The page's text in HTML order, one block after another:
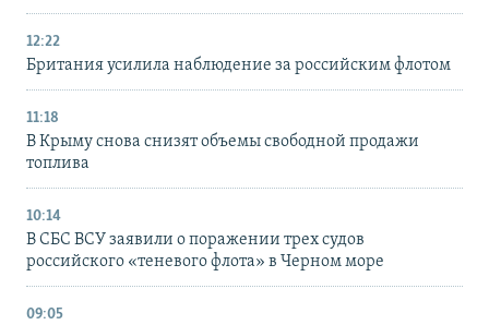
12:22
Британия усилила наблюдение за российским флотом
11:18
В Крыму снова снизят объемы свободной продажи
топлива
10:14
В СБС ВСУ заявили о поражении трех судов
российского «теневого флота» в Черном море
09:05